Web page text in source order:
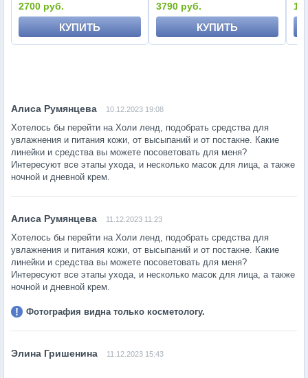
2700 руб.
КУПИТЬ
3790 руб.
КУПИТЬ
10.12.2023 19:08
Хотелось бы перейти на Холи ленд, подобрать средства для
увлажнения и питания кожи, от высыпаний и от постакне. Какие
линейки и средства вы можете посоветовать для меня?
Интересуют все этапы ухода, и несколько масок для лица, а также
ночной и дневной крем.
11.12.2023 11:23
Хотелось бы перейти на Холи ленд, подобрать средства для
увлажнения и питания кожи, от высыпаний и от постакне. Какие
линейки и средства вы можете посоветовать для меня?
Интересуют все этапы ухода, и несколько масок для лица, а также
ночной и дневной крем.
Фотография видна только косметологу.
11.12.2023 15:43